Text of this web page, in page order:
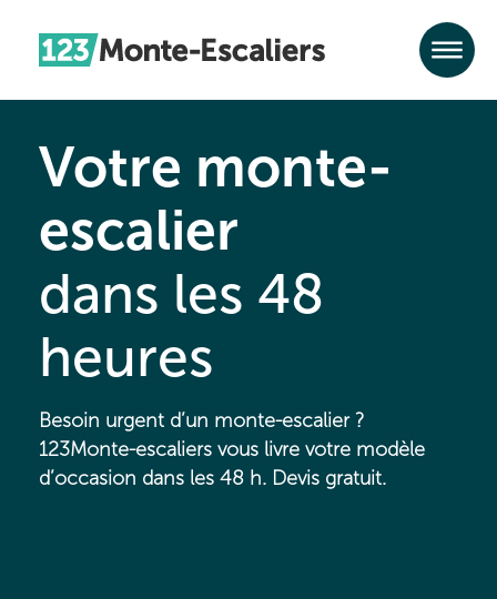
Votre monte-
escalier
dans les 48
heures
Besoin urgent d’un monte-escalier ?
123Monte-escaliers vous livre votre modèle
d’occasion dans les 48 h. Devis gratuit.